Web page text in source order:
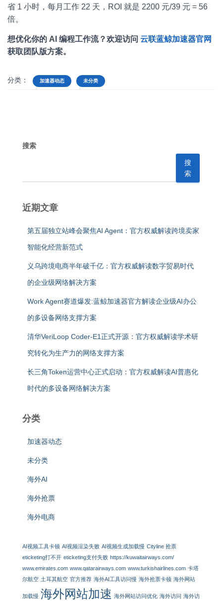
省 1 小时，每月工作 22 天，ROI 就是 2200 元/39 元 = 56
倍。
想优化你的 AI 编程工作流？欢迎访问 云联蓝鲸加速器官网
获取团队版方案。
分类： 加速器动态 未分类
搜索
搜
索
近期文章
第五届独立站峰会聚焦AI Agent：官方权威解读跨境卖家
智能化经营新范式
义乌跨境电商半年破千亿：官方权威解读数字贸易时代
的企业级网络解决方案
Work Agent赛道爆发:蓝鲸加速器官方解读企业级AI办公
的多设备网络支撑方案
清华VeriLoop Coder-E1正式开源：官方权威解读学术研
究转化为生产力的网络支撑方案
长三角Token运营中心正式启动：官方权威解读AI普惠化
时代的多设备网络解决方案
分类
加速器动态
未分类
海外AI
海外抢票
海外电商
AI视频工具卡顿 AI视频渲染失败 AI视频生成加载慢 Cityline 抢票
eticketing打不开 eticketing支付失败 https://kuwaitairways.com/
www.emirates.com www.qatarairways.com www.turkishairlines.com 卡塔
尔航空 土耳其航空 官方推荐 海外AI工具访问慢 海外抢票卡顿 海外网站
加载慢 海外网站加速 海外网站访问优化 海外访问 海外访